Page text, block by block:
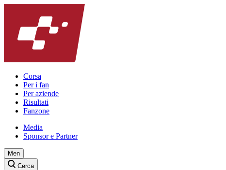
Corsa
Per i fan
Per aziende
Risultati
Fanzone
Media
Sponsor e Partner
Men
Cerca